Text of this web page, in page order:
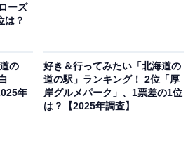
埼玉県）、「夏は一面ひまわり
みたいな絶景と、ひまわりソフト
それが辺り一面に咲いている大自
です」（50代女性／長野県）など
。
ーズ
は？
の
年
好き＆行ってみたい「北海道の
道の駅」ランキング！ 2位「厚
岸グルメパーク」、1票差の1位
は？【2025年調査】